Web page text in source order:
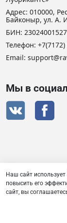
Адрес: 010000,
Байконыр, ул. А.
БИН:
Телефон:
Email:
Мы в
Товарищество
Наш сайт
повысить его
сайт, вы